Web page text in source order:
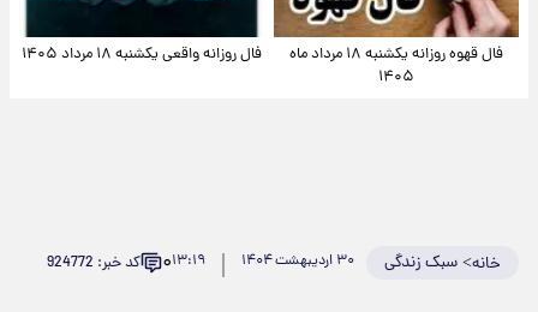
فال قهوه روزانه یکشنبه ۱۸ مرداد ماه
۱۴۰۵
فال روزانه واقعی یکشنبه ۱۸ مرداد ۱۴۰۵
خانه>سبک زندگی ۳۰ اردیبهشت ۱۴۰۴ ۱۳:۱۹۰ کد خبر: 924772